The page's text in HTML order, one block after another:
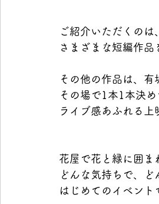
ご紹介いただくの
さまざまな短編作
その他の作品は、
その場で1本1本決
ライブ感あふれる
花屋で花と緑に囲ま
どんな気持ちで、
はじめてのイベン